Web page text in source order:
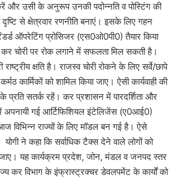
और उसी के अनुरूप उनकी पदोन्नति व पोस्टिंग की
से क्षेत्रवार रणनीति बनाएं। इसके लिए गहन
ऑपरेटिंग प्रोसिजर (एस0ओ0पी0) तैयार किया
कर चोरी पर रोक लगाने में सफलता मिल सकती है।
राष्ट्रीय क्षति है। राजस्व चोरी रोकने के लिए सर्वे/छापे
कार्मिकों को शामिल किया जाए। ऐसी कार्यवाही की
प्रति सतर्क रहें। कर प्रशासन में पारदर्शिता और
अपनायी गई आर्टिफिशियल इंटेलिजेंस (ए0आई0)
विभिन्न राज्यों के लिए मॉडल बन गई है। ऐसे
ने कहा कि सर्वाधिक टैक्स देने वाले लोगों को
जाए। यह कार्यक्रम प्रदेश, जोन, मंडल व जनपद स्तर
कर विभाग के इंफ्रास्ट्रक्चर डेवलपमेंट के कार्यों को